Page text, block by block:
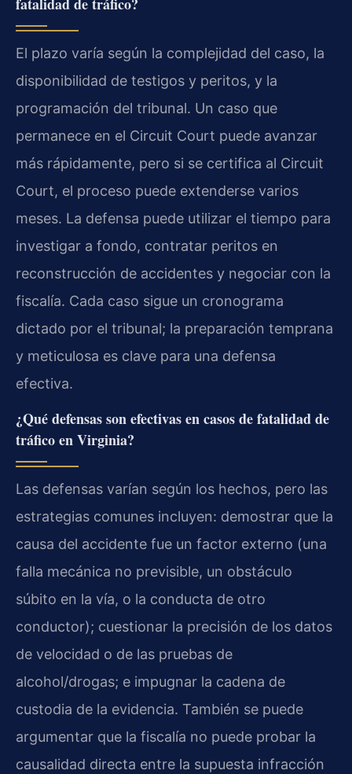
El plazo varía según la complejidad del caso, la
disponibilidad de testigos y peritos, y la
programación del tribunal. Un caso que
permanece en el Circuit Court puede avanzar
más rápidamente, pero si se certifica al Circuit
Court, el proceso puede extenderse varios
meses. La defensa puede utilizar el tiempo para
investigar a fondo, contratar peritos en
reconstrucción de accidentes y negociar con la
fiscalía. Cada caso sigue un cronograma
dictado por el tribunal; la preparación temprana
y meticulosa es clave para una defensa
efectiva.
¿Qué defensas son efectivas en casos de fatalidad de
tráfico en Virginia?
Las defensas varían según los hechos, pero las
estrategias comunes incluyen: demostrar que la
causa del accidente fue un factor externo (una
falla mecánica no previsible, un obstáculo
súbito en la vía, o la conducta de otro
conductor); cuestionar la precisión de los datos
de velocidad o de las pruebas de
alcohol/drogas; e impugnar la cadena de
custodia de la evidencia. También se puede
argumentar que la fiscalía no puede probar la
causalidad directa entre la supuesta infracción